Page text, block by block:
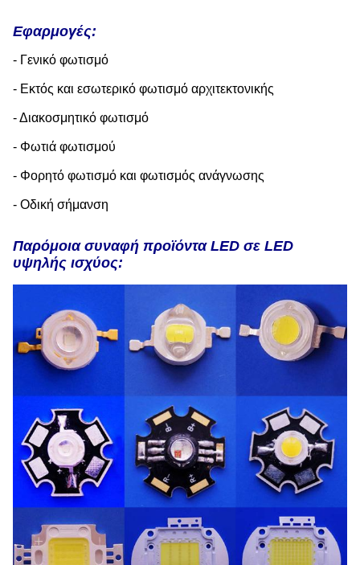
Εφαρμογές:
- Γενικό φωτισμό
- Εκτός και εσωτερικό φωτισμό αρχιτεκτονικής
- Διακοσμητικό φωτισμό
- Φωτιά φωτισμού
- Φορητό φωτισμό και φωτισμός ανάγνωσης
- Οδική σήμανση
Παρόμοια συναφή προϊόντα LED σε LED
υψηλής ισχύος: